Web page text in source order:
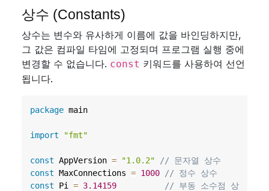
상수 (Constants)
상수는 변수와 유사하게 이름에 값을 바인딩하지만,
그 값은 컴파일 타임에 고정되며 프로그램 실행 중에
변경할 수 없습니다. const 키워드를 사용하여 선언
됩니다.
package main
import "fmt"
const AppVersion = "1.0.2"
// 문자열 상수
const MaxConnections = 1000
// 정수 상수
const Pi = 3.14159
// 부동 소수점 상